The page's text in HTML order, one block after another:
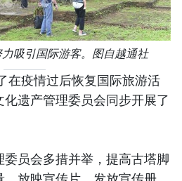
吸引国际游客。图自越通社
疫情过后恢复国际旅游活
遗产管理委员会同步开展了
员会多措并举，提高古塔脚